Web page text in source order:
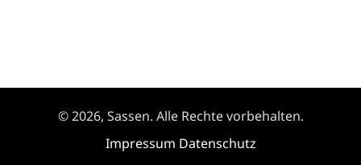
© 2026, Sassen. Alle Rechte vorbehalten.
Impressum Datenschutz